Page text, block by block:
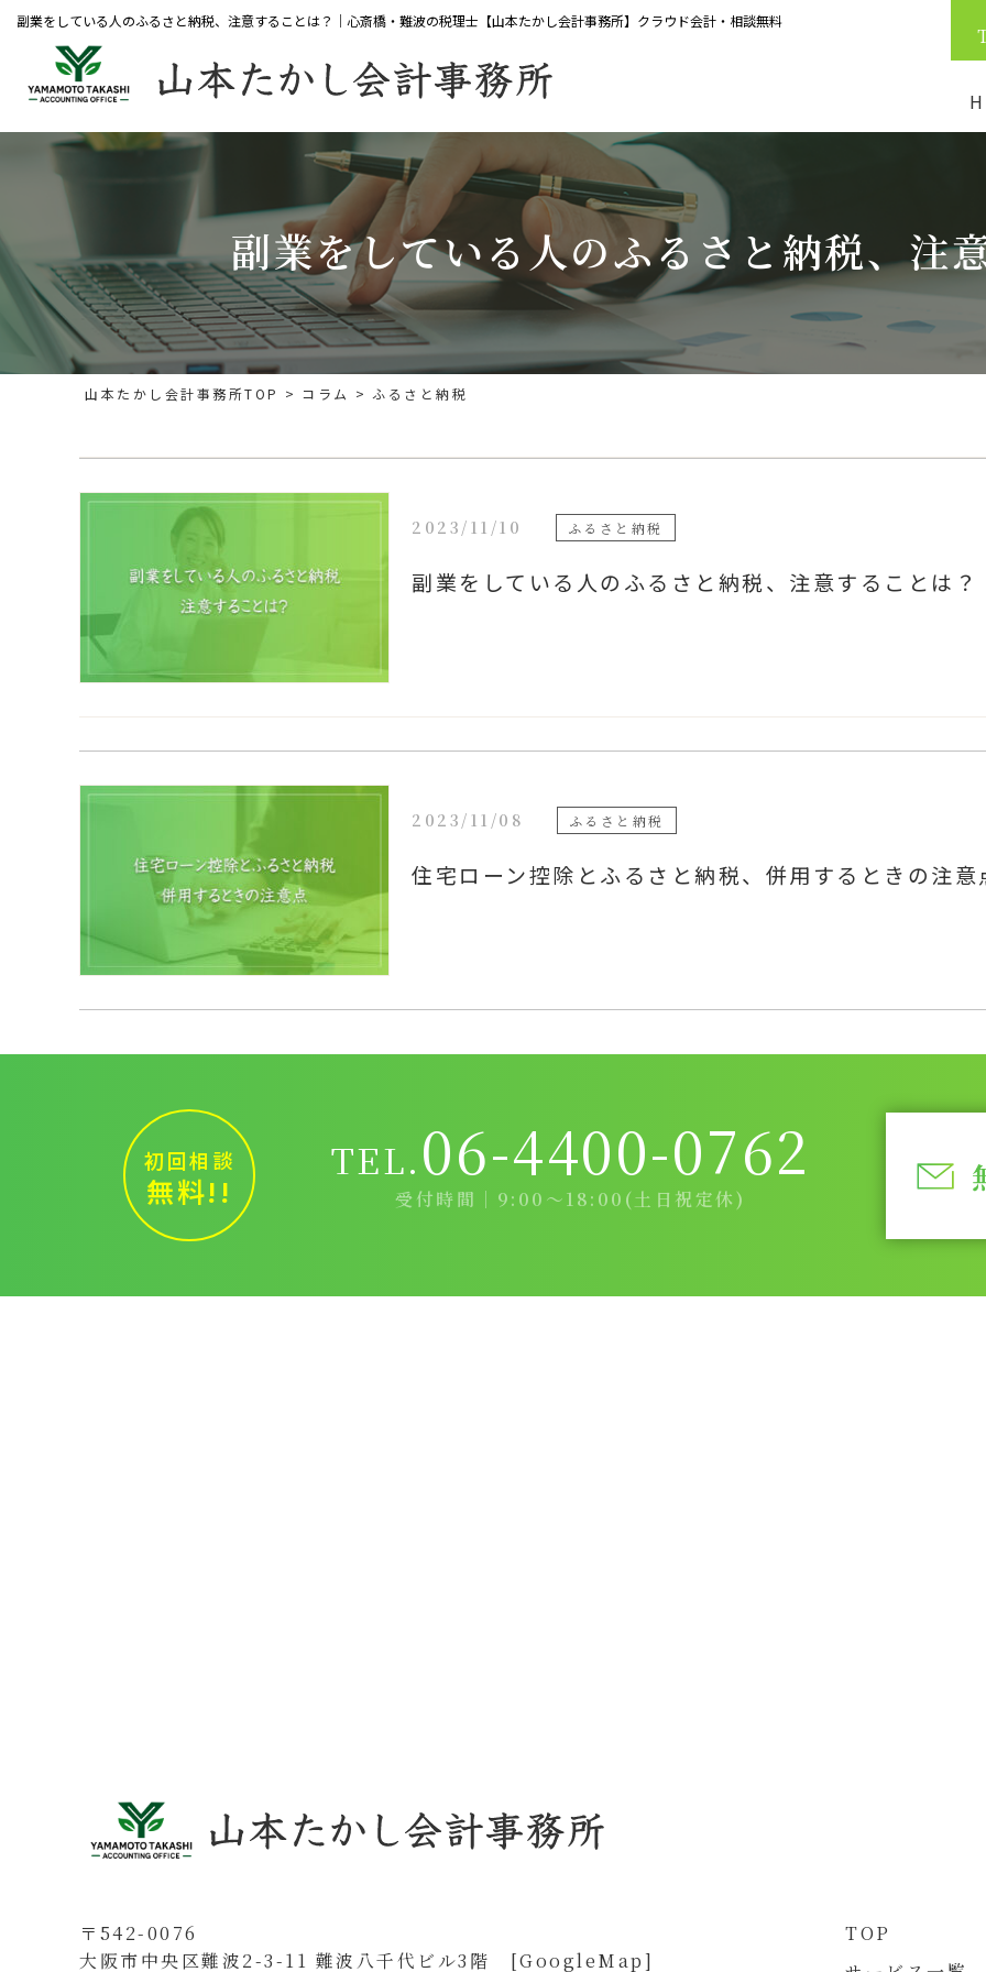
副業をしている人のふるさと納税、注意することは？｜心斎橋・難波の税理士【山本たかし会計事務所】クラウド会計・相談無料
副業をしている人のふるさと納税、注
山本たかし会計事務所TOP コラム ふるさと納税
2023/11/10 ふるさと納税
副業をしている人のふるさと納税、注意することは？
2023/11/08 ふるさと納税
住宅ローン控除とふるさと納税、併用するときの注意
初回相談
無料!!
TEL.06-4400-0762
受付時間｜9:00～18:00(土日祝定休)
〒542-0076
大阪市中央区難波2-3-11 難波八千代ビル3階 [GoogleMap]
TOP